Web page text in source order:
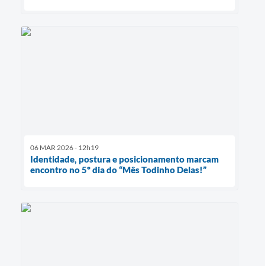
06 MAR 2026 - 12h19
Identidade, postura e posicionamento marcam
encontro no 5º dia do “Mês Todinho Delas!”